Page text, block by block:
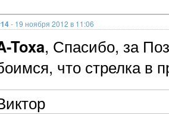
- 19 ноября 2012 в 11:06
Toxa, Спасибо, за
что стрелка в